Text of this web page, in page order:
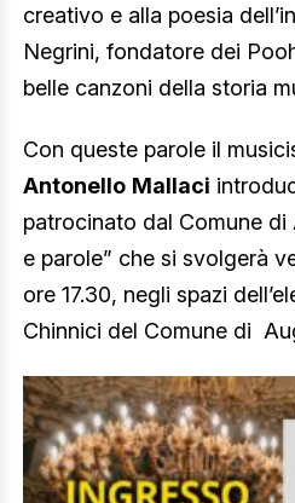
creativo e alla poesia
Negrini, fondatore dei
belle canzoni della storia
Con queste parole il
Antonello Mallaci
patrocinato dal Comune di
e parole” che si svolgerà
ore 17.30, negli spazi
Chinnici del Comune di